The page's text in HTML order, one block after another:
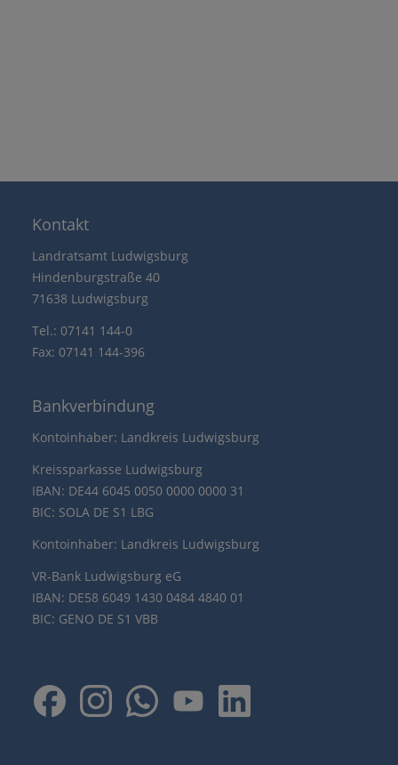
Kontakt
Landratsamt Ludwigsburg
Hindenburgstraße 40
71638 Ludwigsburg
Tel.: 07141 144-0
Fax: 07141 144-396
Bankverbindung
Kontoinhaber: Landkreis Ludwigsburg
Kreissparkasse Ludwigsburg
IBAN: DE44 6045 0050 0000 0000 31
BIC: SOLA DE S1 LBG
Kontoinhaber: Landkreis Ludwigsburg
VR-Bank Ludwigsburg eG
IBAN: DE58 6049 1430 0484 4840 01
BIC: GENO DE S1 VBB